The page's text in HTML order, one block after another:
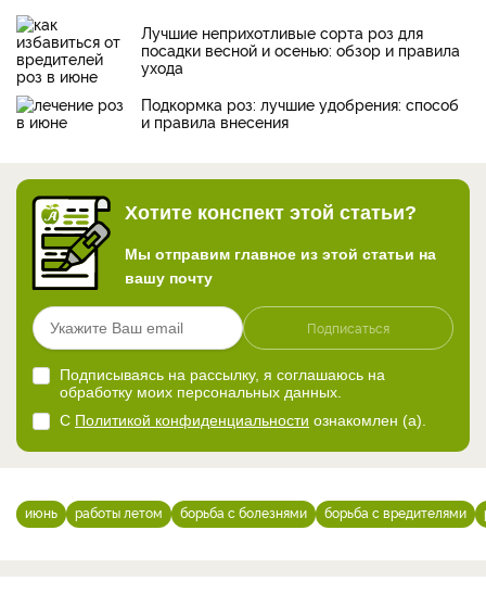
Лучшие неприхотливые сорта роз для
посадки весной и осенью: обзор и правила
ухода
Подкормка роз: лучшие удобрения: способ
и правила внесения
Хотите конспект этой статьи?
Мы отправим главное из этой статьи на
вашу почту
Подписаться
Подписываясь на рассылку, я соглашаюсь на
обработку моих персональных данных.
С Политикой конфиденциальности ознакомлен (а).
июнь работы летом борьба с болезнями борьба с вредителями